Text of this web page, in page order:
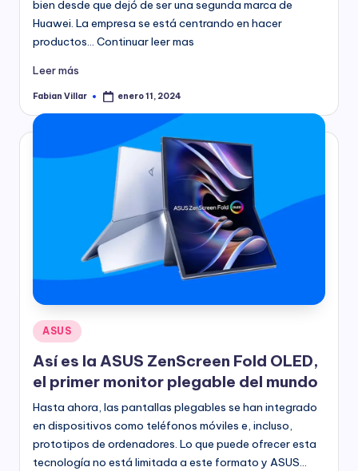
bien desde que dejó de ser una segunda marca de
Huawei. La empresa se está centrando en hacer
productos… Continuar leer mas
Leer más
Publicado
Fabian Villar enero 11, 2024
Publicado
en
ASUS
Así es la ASUS ZenScreen Fold OLED,
el primer monitor plegable del mundo
Hasta ahora, las pantallas plegables se han integrado
en dispositivos como teléfonos móviles e, incluso,
prototipos de ordenadores. Lo que puede ofrecer esta
tecnología no está limitada a este formato y ASUS…